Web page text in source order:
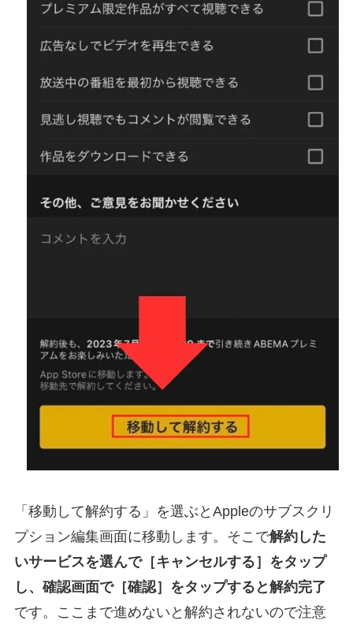
「移動して解約する」を選ぶとAppleのサブスクリ
プション編集画面に移動します。そこで解約した
いサービスを選んで［キャンセルする］をタップ
し、確認画面で［確認］をタップすると解約完了
です。ここまで進めないと解約されないので注意